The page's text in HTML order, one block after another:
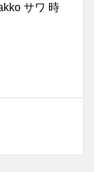
サワ 時